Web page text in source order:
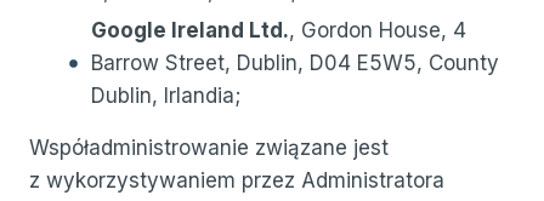
Google Ireland Ltd., Gordon House, 4
Barrow Street, Dublin, D04 E5W5, County
Dublin, Irlandia;
Współadministrowanie związane jest
z wykorzystywaniem przez Administratora